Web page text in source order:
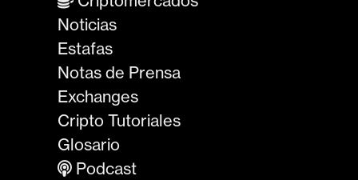
Noticias
Estafas
Notas de Prensa
Exchanges
Cripto Tutoriales
Glosario
Podcast